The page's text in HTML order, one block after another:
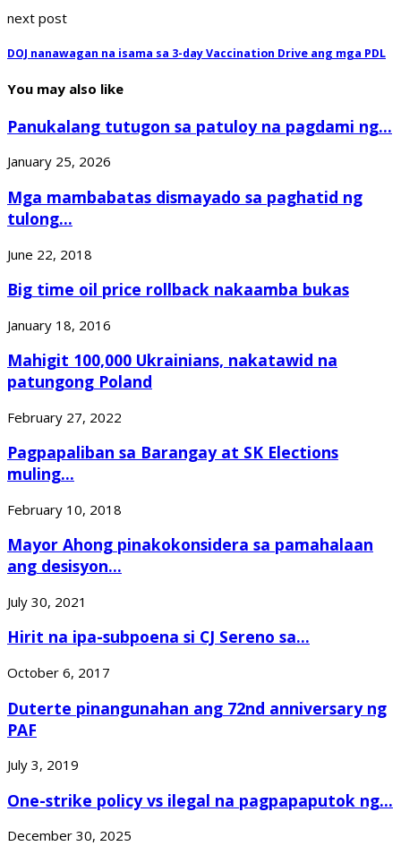
next post
DOJ nanawagan na isama sa 3-day Vaccination Drive ang mga PDL
You may also like
Panukalang tutugon sa patuloy na pagdami ng...
January 25, 2026
Mga mambabatas dismayado sa paghatid ng
tulong...
June 22, 2018
Big time oil price rollback nakaamba bukas
January 18, 2016
Mahigit 100,000 Ukrainians, nakatawid na
patungong Poland
February 27, 2022
Pagpapaliban sa Barangay at SK Elections
muling...
February 10, 2018
Mayor Ahong pinakokonsidera sa pamahalaan
ang desisyon...
July 30, 2021
Hirit na ipa-subpoena si CJ Sereno sa...
October 6, 2017
Duterte pinangunahan ang 72nd anniversary ng
PAF
July 3, 2019
One-strike policy vs ilegal na pagpapaputok ng...
December 30, 2025